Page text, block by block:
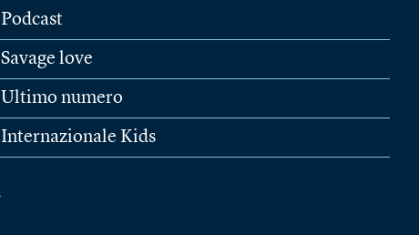
Podcast
Savage love
Ultimo numero
Internazionale Kids